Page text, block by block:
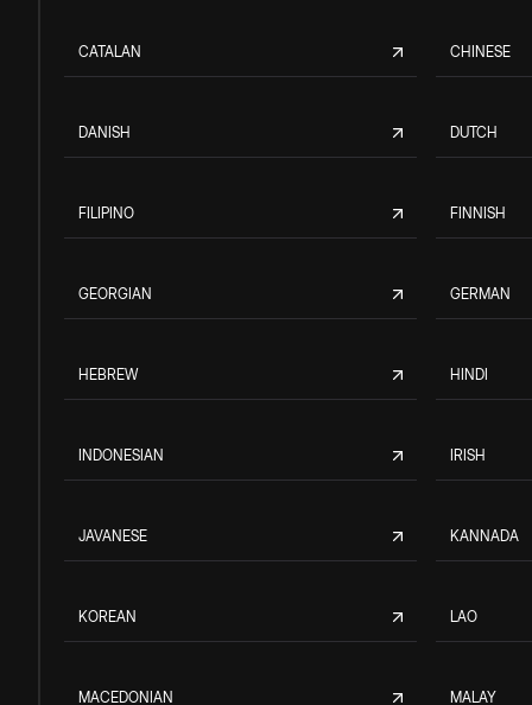
CATALAN CHINESE
DANISH DUTCH
FILIPINO FINNISH
GEORGIAN GERMAN
HEBREW HINDI
INDONESIAN IRISH
JAVANESE KANNADA
KOREAN LAO
MACEDONIAN MALAY